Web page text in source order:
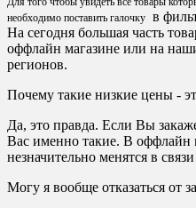
необходимо поставить галочку в
На сегодня большая часть
оффлайн магазине или на
регионов.
Почему такие низкие цены -
Да, это правда. Если Вы
Вас именно такие. В оффлайн
незначительно менятся в
Могу я вообще отказаться от